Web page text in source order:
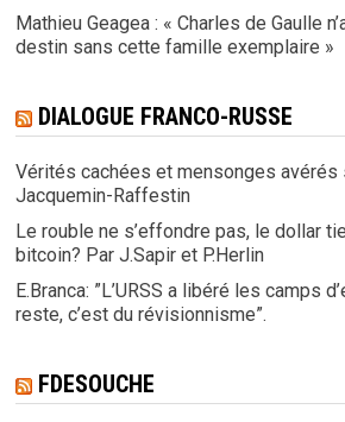
Mathieu Geagea : « Charles de Gaulle
destin sans cette famille exemplaire »
DIALOGUE FRANCO-RUSSE
Vérités cachées et mensonges avérés
Jacquemin-Raffestin
Le rouble ne s’effondre pas, le dollar
bitcoin? Par J.Sapir et P.Herlin
E.Branca: ”L’URSS a libéré les camps
reste, c’est du révisionnisme”.
FDESOUCHE